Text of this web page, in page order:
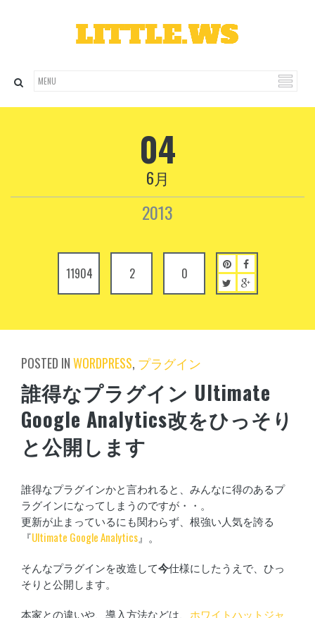
04
6月
2013
11904 2 0
POSTED INWORDPRESS, プラグイン
誰得なプラグイン Ultimate
Google Analytics改をひっそり
と公開します
誰得なプラグインかと言われると、みんなに得のあるプ
ラグインになってしまうのですが・・。
更新が止まっているにも関わらず、根強い人気を誇る
『Ultimate Google Analytics』。
そんなプラグインを改造して今仕様にしたうえで、ひっ
そりと公開します。
本家との違いや、導入方法などは、 ホワイトハットジャ